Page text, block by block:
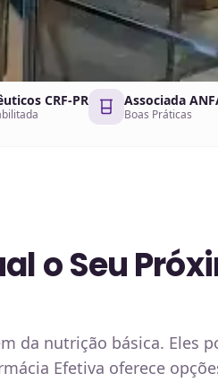
CRF-PR Associada
Boas Práticas
o Seu
da nutrição básica. Eles
Efetiva oferece